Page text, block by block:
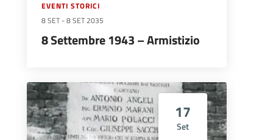
EVENTI STORICI
8 SET -8 SET 2035
8 Settembre 1943 – Armistizio
17
Set